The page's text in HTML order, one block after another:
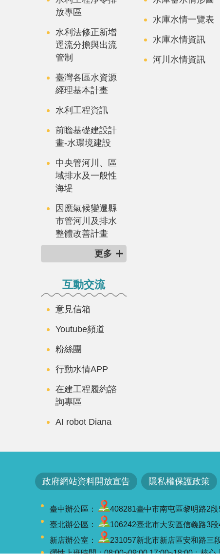
放專區
水利法修正新增
逕流分擔與出流
管制
臺灣各區水資源
經理基本計畫
水利工程資訊
前瞻基礎建設計
畫-水環境建設
中央管河川、區
域排水及一般性
海堤
因應氣候變遷縣
市管河川及排水
整體改善計畫
更多
水庫水情一覽表
水庫水情資訊
河川水情資訊
互動交流
意見信箱
Youtube頻道
粉絲團
行動水情APP
在建工程履約諮
詢專區
AI robot Diana
政府網站資料開放宣告 隱私權保護政策
臺中辦公區：
408281臺中市南屯區黎明路2
臺北辦公區：
106242臺北市大安區信義路3
新店辦公室：
231057新北市新店區安和路三
彈性上班時間：08:00~09:00,17:00~18:00﹔核